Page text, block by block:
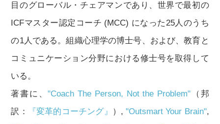
目のグローバル・チェアマンであり、世界で最初の
ICFマスター認定コーチ (MCC) になった25人のうち
の1人である。組織心理学の博士号、および、教育と
コミュニケーション分野における修士号を取得して
いる。
著書に、"Coach The Person, Not the Problem" （邦
訳：
『変革的コーチング』 ）,"Outsmart Your Brain",